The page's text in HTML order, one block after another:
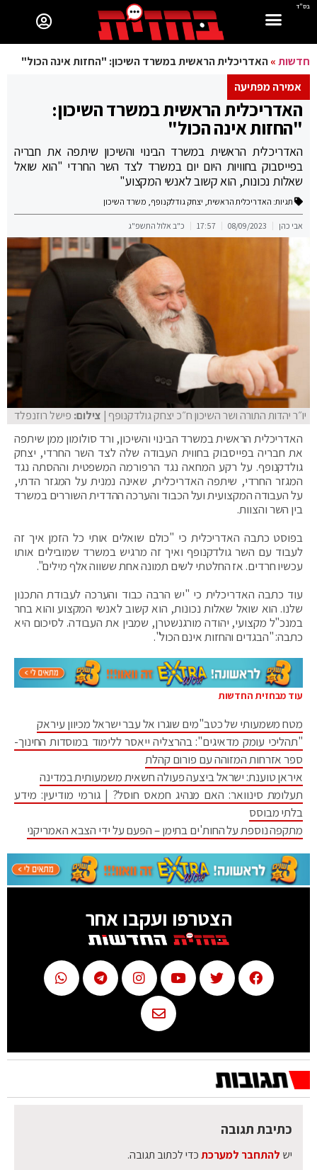
בס"ד
חדשות»האדריכלית הראשית במשרד השיכון: "החזות אינה הכול"
אמירה מפתיעה
האדריכלית הראשית במשרד השיכון:
"החזות אינה הכול"
האדריכלית הראשית במשרד הבינוי והשיכון שיתפה את חבריה
בפייסבוק בחוויות היום יום במשרד לצד השר החרדי "הוא שואל
שאלות נכונות, הוא ‏קשוב לאנשי המקצוע"
תגיות: האדריכלית הראשית, יצחק גודלקנופף, משרד השיכון
אבי כהן 08/09/2023
17:57 כ"ב אלול התשפ"ג
יו״ר יהדות התורה ושר השיכון ח״כ יצחק גולדקנופף | צילום: פישל רוזנפלד
האדריכלית הראשית במשרד הבינוי והשיכון, ורד סולומון ממן שיתפה
את חבריה בפייסבוק בחווית העבודה שלה לצד השר החרדי, יצחק
גולדקנופף. על רקע המחאה נגד הרפורמה המשפטית וההסתה נגד
המגזר החרדי, שיתפה האדריכלית, שאינה נמנית על המגזר הדתי,
על העבודה המקצועית ועל הכבוד והערכה ההדדית השוררים במשרד
בין השר והצוות.
בפוסט כתבה האדריכלית כי "‏כולם שואלים אותי כל הזמן איך זה
לעבוד עם ‏השר גולדקנופף ואיך זה מרגיש במשרד ‏שמובילים אותו
עכשיו חרדים. אז החלטתי ‏לשים תמונה אחת ששווה אלף מילים".
עוד כתבה האדריכלית כי "יש הרבה כבוד והערכה לעבודת ‏התכנון
שלנו. הוא שואל שאלות נכונות, הוא ‏קשוב לאנשי המקצוע והוא בחר
במנכ"ל ‏מקצועי, יהודה מורגנשטרן, שמבין את ‏העבודה. לסיכום היא
כתבה: "הבגדים והחזות אינם הכול".
עוד מבחזית החדשות
מטח משמעותי של כטב"מים שוגרו אל עבר ישראל מכיוון עיראק
"תהליכי עומק מדאיגים": בהרצליה ייאסר ללימוד במוסדות החינוך-
ספר אזרחות המזוהה עם פורום קהלת
איראן טוענת: ישראל ביצעה פעולה חשאית משמעותית במדינה
תעלומת סינוואר: האם מנהיג חמאס חוסל? | גורמי מודיעין: מידע
בלתי מבוסס
מתקפה נוספת על החות'ים בתימן – הפעם על ידי הצבא האמריקני
הצטרפו ועקבו אחר
כתיבת תגובה
יש להתחבר למערכתכדי לכתוב תגובה.